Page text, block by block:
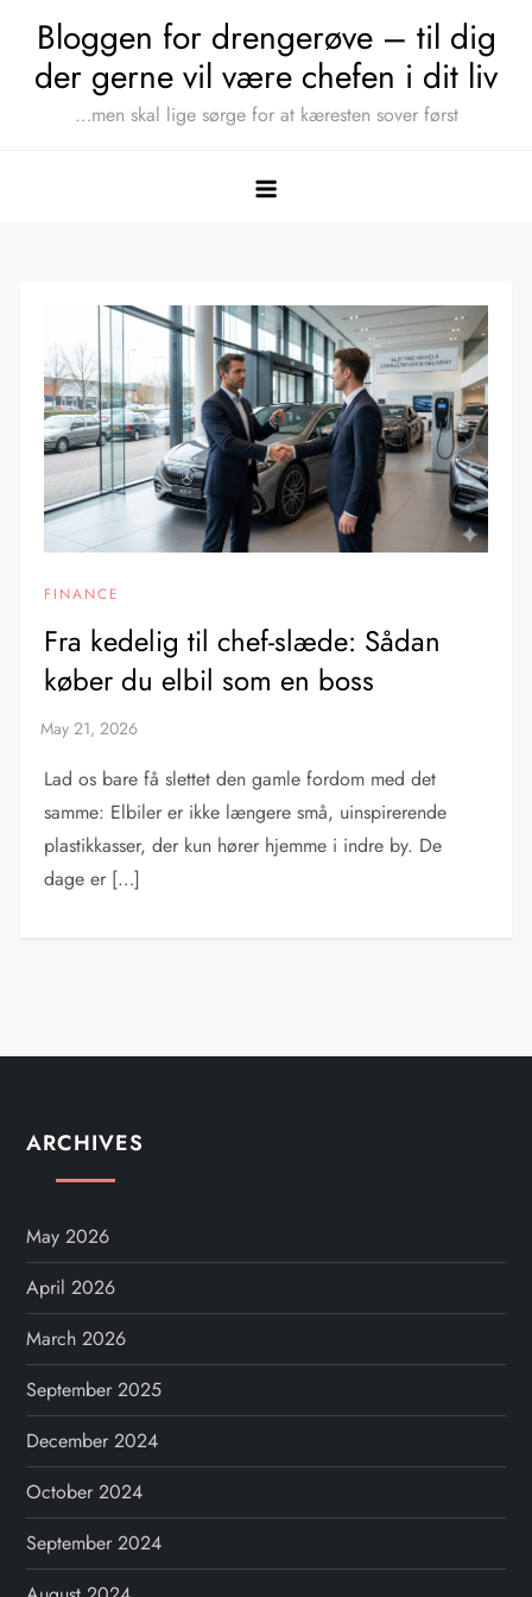
content
Bloggen for drengerøve – til dig
der gerne vil være chefen i dit liv
…men skal lige sørge for at kæresten sover først
FINANCE
Fra kedelig til chef-slæde: Sådan
køber du elbil som en boss
Lad os bare få slettet den gamle fordom med det
samme: Elbiler er ikke længere små, uinspirerende
plastikkasser, der kun hører hjemme i indre by. De
dage er […]
ARCHIVES
May 2026
April 2026
March 2026
September 2025
December 2024
October 2024
September 2024